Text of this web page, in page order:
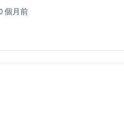
個月前